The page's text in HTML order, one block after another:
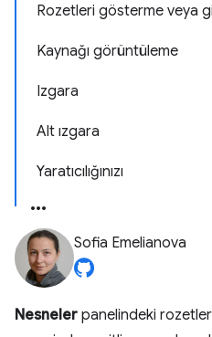
Rozetleri gösterme veya
Kaynağı görüntüleme
Izgara
Alt ızgara
Yaratıcılığınızı
Sofia Emelianova
Nesneler panelindeki